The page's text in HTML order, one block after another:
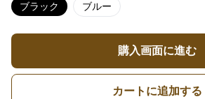
ブラック ブルー
購入画面に進む
カートに追加する